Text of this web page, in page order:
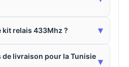
relais 433Mhz ? ▾
de livraison pour la Tunisie
▾